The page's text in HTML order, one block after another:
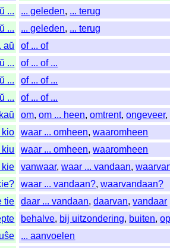
...
... geleden, ... terug
...
... geleden, ... terug
aŭ
of ... of
...
of ... of ...
...
of ... of ...
...
of ... of ...
om,om ... heen,omtrent,ongeveer,
kio
waar ... omheen,waaromheen
waar ... omheen,waaromheen
kie
vanwaar,waar ... vandaan,
waar ... vandaan?,waarvandaan?
tie
daar ... vandaan,daarvan,vandaar
behalve, bij uitzondering, buiten,
... aanvoelen